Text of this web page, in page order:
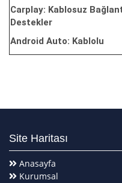
Carplay: Kablosuz
Destekler
Android Auto: Kablolu
Site Haritası
Anasayfa
Kurumsal